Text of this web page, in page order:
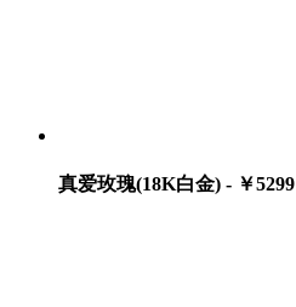
真爱玫瑰(18K白金) - ￥5299